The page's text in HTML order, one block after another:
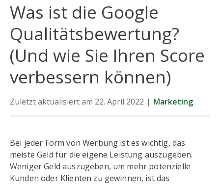
Was ist die Google
Qualitätsbewertung?
(Und wie Sie Ihren Score
verbessern können)
Zuletzt aktualisiert am 22. April 2022 | Marketing
Bei jeder Form von Werbung ist es wichtig, das
meiste Geld für die eigene Leistung auszugeben.
Weniger Geld auszugeben, um mehr potenzielle
Kunden oder Klienten zu gewinnen, ist das